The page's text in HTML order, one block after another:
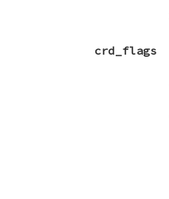
crd_flags